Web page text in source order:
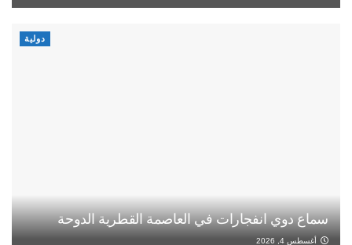
دولية
سماع دوي انفجارات في العاصمة القطرية الدوحة
أغسطس 4, 2026